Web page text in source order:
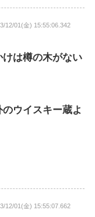
12/01(金) 15:55:06.342
は樽の木がない
ウイスキー蔵よ
12/01(金) 15:55:07.662